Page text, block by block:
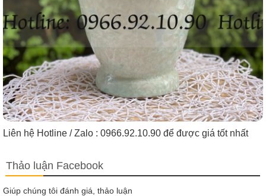
Liên hệ Hotline / Zalo : 0966.92.10.90 để được giá tốt nhất
Thảo luận Facebook
Giúp chúng tôi đánh giá, thảo luận